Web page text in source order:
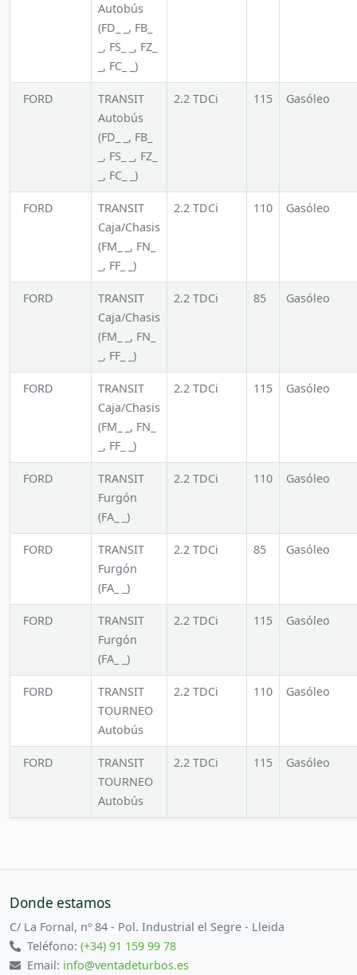
Autobús
(FD_ _, FB_
_, FS_ _, FZ_
_, FC_ _)
FORD
TRANSIT
Autobús
(FD_ _, FB_
_, FS_ _, FZ_
_, FC_ _)
2.2 TDCi 115 Gasóleo
FORD
TRANSIT
Caja/Chasis
(FM_ _, FN_
_, FF_ _)
2.2 TDCi 110 Gasóleo
FORD
TRANSIT
Caja/Chasis
(FM_ _, FN_
_, FF_ _)
2.2 TDCi 85 Gasóleo
FORD
TRANSIT
Caja/Chasis
(FM_ _, FN_
_, FF_ _)
2.2 TDCi 115 Gasóleo
FORD
TRANSIT
Furgón
(FA_ _)
2.2 TDCi 110 Gasóleo
FORD
TRANSIT
Furgón
(FA_ _)
2.2 TDCi 85 Gasóleo
FORD
TRANSIT
Furgón
(FA_ _)
2.2 TDCi 115 Gasóleo
FORD
TRANSIT
TOURNEO
Autobús
2.2 TDCi 110 Gasóleo
FORD
TRANSIT
TOURNEO
Autobús
2.2 TDCi 115 Gasóleo
Donde estamos
C/ La Fornal, nº 84 - Pol. Industrial el Segre - Lleida
Teléfono:(+34) 91 159 99 78
Email: info@ventadeturbos.es